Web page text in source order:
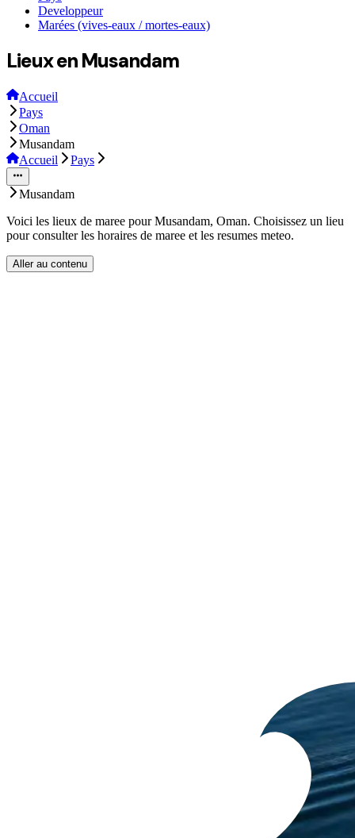
Developpeur
Marées (vives-eaux / mortes-eaux)
Lieux en Musandam
Accueil
Pays
Oman
Musandam
Accueil
Pays
Musandam
Voici les lieux de maree pour Musandam, Oman. Choisissez un lieu
pour consulter les horaires de maree et les resumes meteo.
Aller au contenu